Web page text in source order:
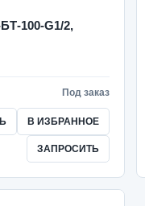
100-G1/2,
Под заказ
В ИЗБРАННОЕ
ЗАПРОСИТЬ